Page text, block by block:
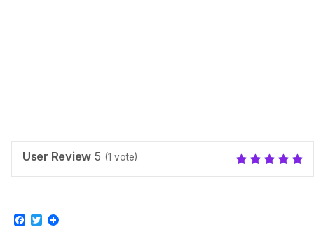
User Review 5 (1 vote)
Facebook
Twitter